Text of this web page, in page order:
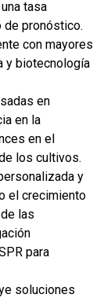
tasa
de pronóstico.
con mayores
y biotecnología
en
en la
en el
los cultivos.
y
el crecimiento
las
para
soluciones